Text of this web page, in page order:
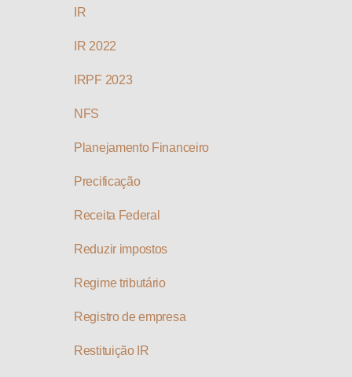
IR
IR 2022
IRPF 2023
NFS
Planejamento Financeiro
Precificação
Receita Federal
Reduzir impostos
Regime tributário
Registro de empresa
Restituição IR